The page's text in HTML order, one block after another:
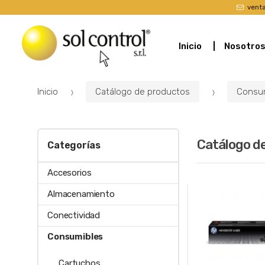
Inicio Nosotros
Inicio Catálogo de productos
Catálogo
Categorías
Accesorios
Almacenamiento
Conectividad
Consumibles